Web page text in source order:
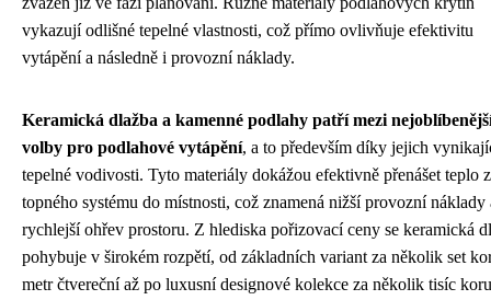
vykazují odlišné tepelné vlastnosti, což přímo ovlivňuje efektivitu
vytápění a následně i provozní náklady.
Keramická dlažba a kamenné podlahy patří mezi
volby pro podlahové vytápění, a to především díky jejich
tepelné vodivosti. Tyto materiály dokážou efektivně přenášet teplo z
topného systému do místnosti, což znamená nižší provozní náklady
rychlejší ohřev prostoru. Z hlediska pořizovací ceny se keramická
pohybuje v širokém rozpětí, od základních variant za několik set
metr čtvereční až po luxusní designové kolekce za několik tisíc